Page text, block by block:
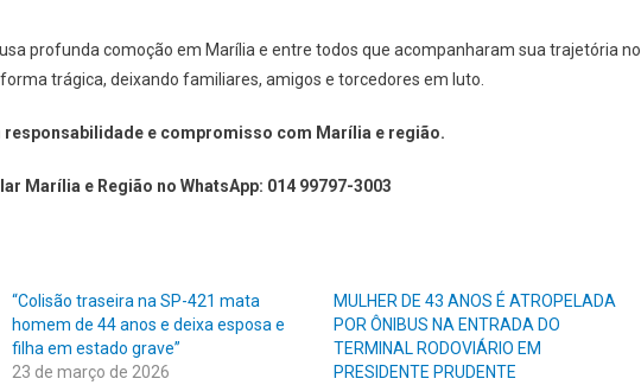
profunda comoção em Marília e entre todos que acompanharam sua trajetória no
trágica, deixando familiares, amigos e torcedores em luto.
e compromisso com Marília e região.
Marília e Região no WhatsApp: 014 99797-3003
“Colisão traseira na SP-421 mata
homem de 44 anos e deixa esposa e
filha em estado grave”
23 de março de 2026
MULHER DE 43 ANOS É ATROPELADA
POR ÔNIBUS NA ENTRADA DO
TERMINAL RODOVIÁRIO EM
PRESIDENTE PRUDENTE